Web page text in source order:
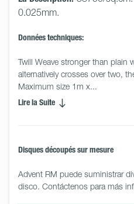
0.025mm.
Données techniques:
Twill Weave stronger than plain
alternatively crosses over two,
Maximum size 1m x...
Lire la Suite
Disques découpés sur mesure
Advent RM puede suministrar
disco. Contáctenos para más